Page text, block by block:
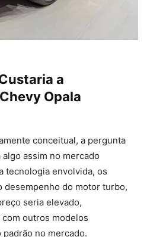
a
Opala
conceitual, a pergunta
assim no mercado
tecnologia envolvida, os
desempenho do motor turbo,
seria elevado,
outros modelos
no mercado.